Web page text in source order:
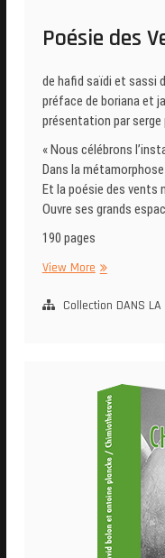
Poésie des
de hafid saïdi et sassi
préface de boriana et
présentation par serge
« Nous célébrons
Dans la
Et la poésie des vents
Ouvre ses grands
190 pages
View MorePoésie
Vents
Collection DANS LA